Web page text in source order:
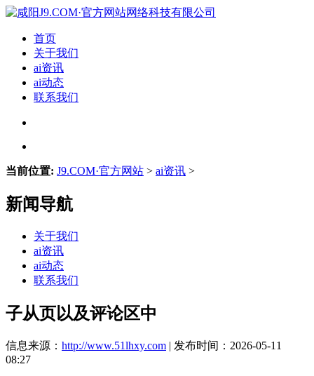
首页
关于我们
ai资讯
ai动态
联系我们
当前位置: J9.COM·官方网站 > ai资讯 >
新闻导航
关于我们
ai资讯
ai动态
联系我们
子从页以及评论区中
信息来源： http://www.51lhxy.com | 发布时间：2026-05-11
08:27